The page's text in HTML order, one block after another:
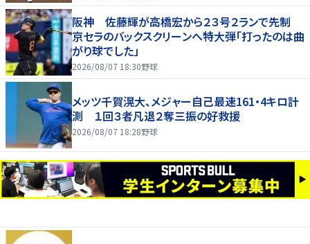
阪神 佐藤輝が高橋宏から２３号２ランで先制
京セラのバックスクリーンへ特大弾「打ったのは曲
がり球でした」
2026/08/07 18:30野球
メッツ千賀滉大、メジャー自己最速161・4キロ計
測 １回３者凡退２奪三振の好救援
2026/08/07 18:28野球